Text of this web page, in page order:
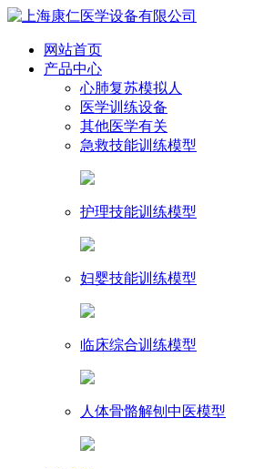
网站首页
产品中心
心肺复苏模拟人
医学训练设备
其他医学有关
急救技能训练模型
护理技能训练模型
妇婴技能训练模型
临床综合训练模型
人体骨骼解刨中医模型